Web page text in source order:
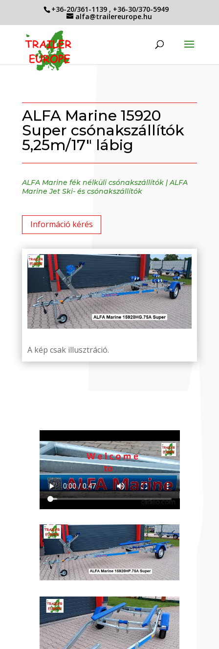
+36-20/361-1139 , +36-30/370-5949
alfa@trailereurope.hu
ALFA Marine 15920
Super csónakszállítók
5,25m/17″ lábig
ALFA Marine fék nélküli csónakszállítók| ALFA
Marine Jet Ski- és csónakszállítók
Információ kérés
A kép csak illusztráció.